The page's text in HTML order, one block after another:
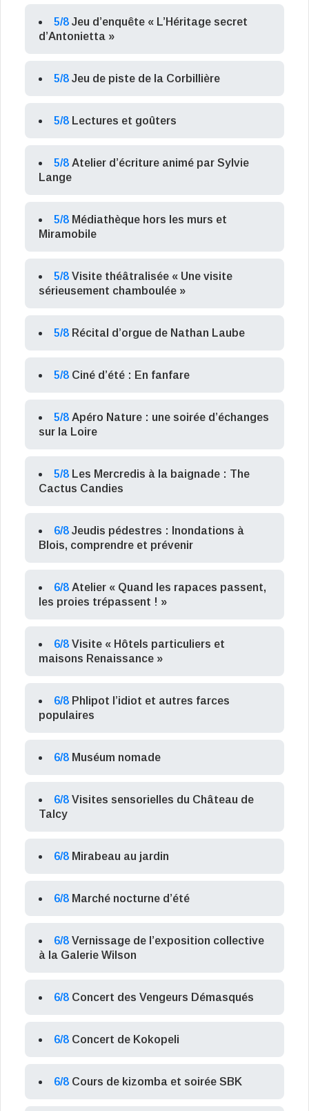
5/8 Jeu d’enquête « L’Héritage secret
d’Antonietta »
5/8 Jeu de piste de la Corbillière
5/8 Lectures et goûters
5/8 Atelier d’écriture animé par Sylvie
Lange
5/8 Médiathèque hors les murs et
Miramobile
5/8 Visite théâtralisée « Une visite
sérieusement chamboulée »
5/8 Récital d’orgue de Nathan Laube
5/8 Ciné d’été : En fanfare
5/8 Apéro Nature : une soirée d’échanges
sur la Loire
5/8 Les Mercredis à la baignade : The
Cactus Candies
6/8 Jeudis pédestres : Inondations à
Blois, comprendre et prévenir
6/8 Atelier « Quand les rapaces passent,
les proies trépassent ! »
6/8 Visite « Hôtels particuliers et
maisons Renaissance »
6/8 Phlipot l’idiot et autres farces
populaires
6/8 Muséum nomade
6/8 Visites sensorielles du Château de
Talcy
6/8 Mirabeau au jardin
6/8 Marché nocturne d’été
6/8 Vernissage de l’exposition collective
à la Galerie Wilson
6/8 Concert des Vengeurs Démasqués
6/8 Concert de Kokopeli
6/8 Cours de kizomba et soirée SBK